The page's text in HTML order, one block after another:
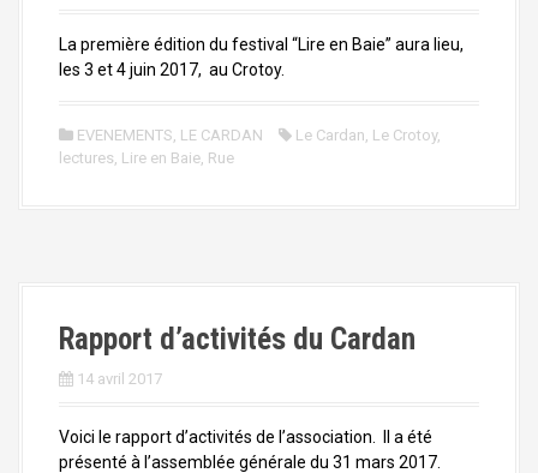
La première édition du festival “Lire en Baie” aura lieu,
les 3 et 4 juin 2017, au Crotoy.
EVENEMENTS LE CARDAN Le Cardan Le Crotoy,
lectures Lire en Baie Rue
Rapport d’activités du Cardan
14 avril 2017
Voici le rapport d’activités de l’association. Il a été
présenté à l’assemblée générale du 31 mars 2017.